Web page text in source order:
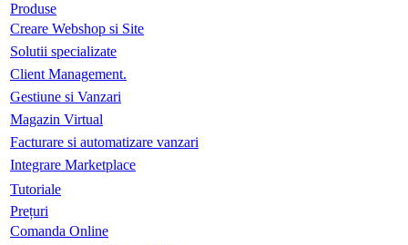
Produse
Creare Webshop si Site
Solutii specializate
Client Management.
Gestiune si Vanzari
Magazin Virtual
Facturare si automatizare vanzari
Integrare Marketplace
Tutoriale
Prețuri
Comanda Online